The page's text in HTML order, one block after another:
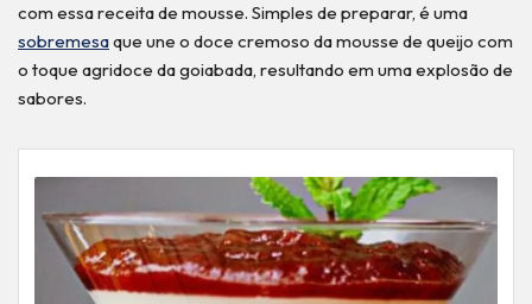
com essa receita de mousse. Simples de preparar, é uma
sobremesaque une o doce cremoso da mousse de queijo com
o toque agridoce da goiabada, resultando em uma explosão de
sabores.